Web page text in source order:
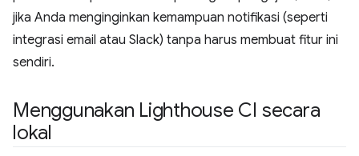
jika Anda menginginkan kemampuan notifikasi (seperti
integrasi email atau Slack) tanpa harus membuat fitur ini
sendiri.
Menggunakan Lighthouse CI secara
lokal